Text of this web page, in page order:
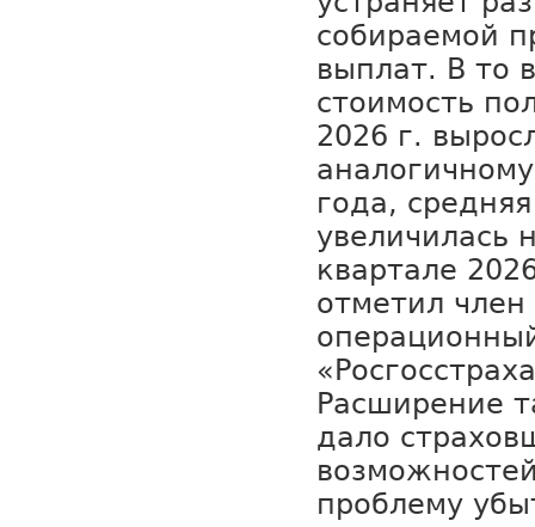
собираемой
выплат. В то
стоимость
2026 г.
года,
увеличилась
квартале
отметил
Расширение
дало
проблему